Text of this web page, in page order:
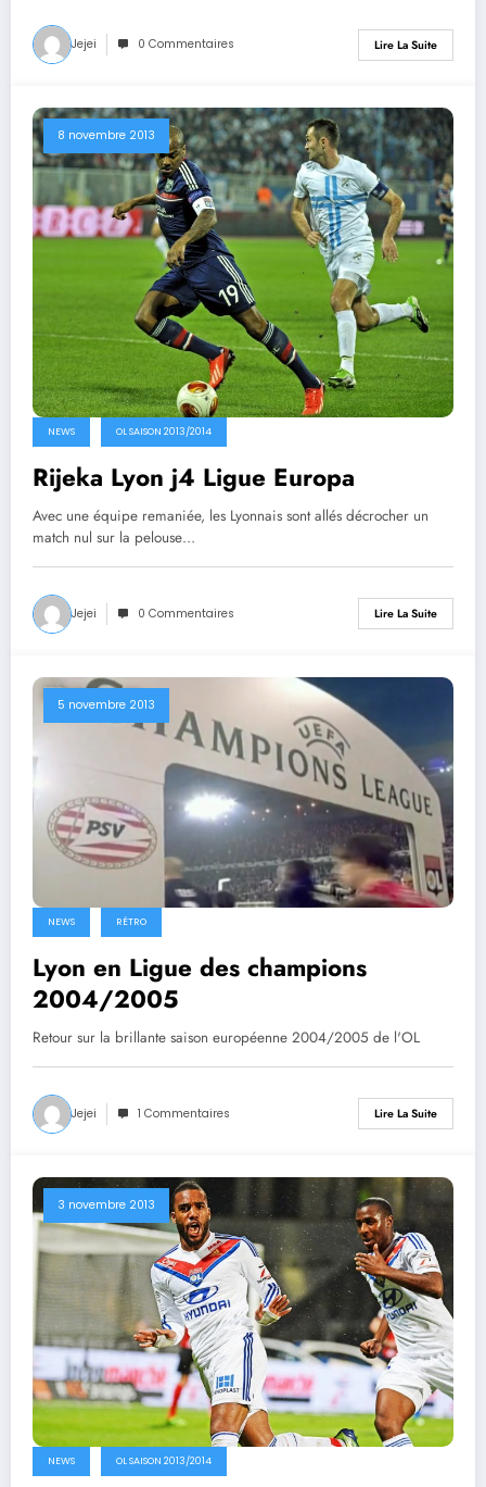
Jejei 0 Commentaires Lire La Suite
8 novembre 2013
NEWS OL SAISON 2013/2014
Rijeka Lyon j4 Ligue Europa
Avec une équipe remaniée, les Lyonnais sont allés décrocher un
match nul sur la pelouse…
Jejei 0 Commentaires Lire La Suite
5 novembre 2013
NEWS RÉTRO
Lyon en Ligue des champions
2004/2005
Retour sur la brillante saison européenne 2004/2005 de l'OL
Jejei 1 Commentaires Lire La Suite
3 novembre 2013
NEWS OL SAISON 2013/2014